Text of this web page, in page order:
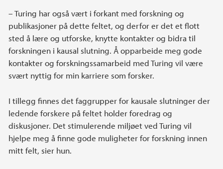
– Turing har også vært i forkant med forskning og
publikasjoner på dette feltet, og derfor er det et flott
sted å lære og utforske, knytte kontakter og bidra til
forskningen i kausal slutning. Å opparbeide meg gode
kontakter og forskningssamarbeid med Turing vil være
svært nyttig for min karriere som forsker.
I tillegg finnes det faggrupper for kausale slutninger der
ledende forskere på feltet holder foredrag og
diskusjoner. Det stimulerende miljøet ved Turing vil
hjelpe meg å finne gode muligheter for forskning innen
mitt felt, sier hun.